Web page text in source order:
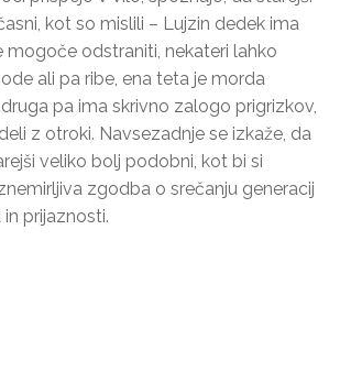
kot so mislili – Lujzin dedek ima
mogoče odstraniti, nekateri lahko
ali pa ribe, ena teta je morda
pa ima skrivno zalogo prigrizkov,
z otroki. Navsezadnje se izkaže, da
veliko bolj podobni, kot bi si
zgodba o srečanju generacij
prijaznosti.